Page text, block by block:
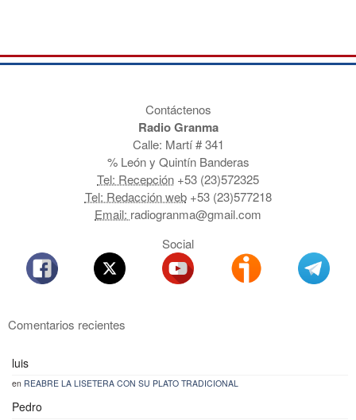
Contáctenos
Radio Granma
Calle: Martí # 341
% León y Quintín Banderas
Tel: Recepción +53 (23)572325
Tel: Redacción web+53 (23)577218
Email: radiogranma@gmail.com
Social
Comentarios recientes
luis
en REABRE LA LISETERA CON SU PLATO TRADICIONAL
Pedro